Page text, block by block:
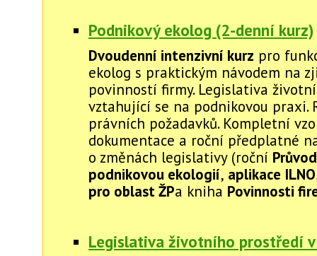
Podnikový ekolog (2-denní kurz)
Dvoudenní intenzivní kurz pro
ekolog s praktickým návodem na
povinností firmy. Legislativa
vztahující se na podnikovou praxi.
právních požadavků. Kompletní
dokumentace a roční předplatné
o změnách legislativy (roční
podnikovou ekologií, aplikace ILNO
pro oblast ŽPa kniha Povinnosti
Legislativa životního prostředí